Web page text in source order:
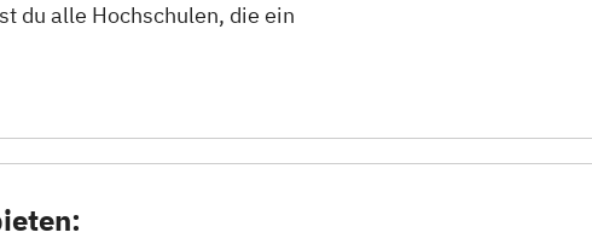
du alle Hochschulen, die ein